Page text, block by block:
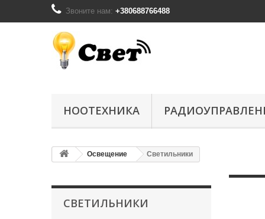
Звоните нам: +380688766488
НООТЕХНИКА
Освещение Светильники
СВЕТИЛЬНИКИ